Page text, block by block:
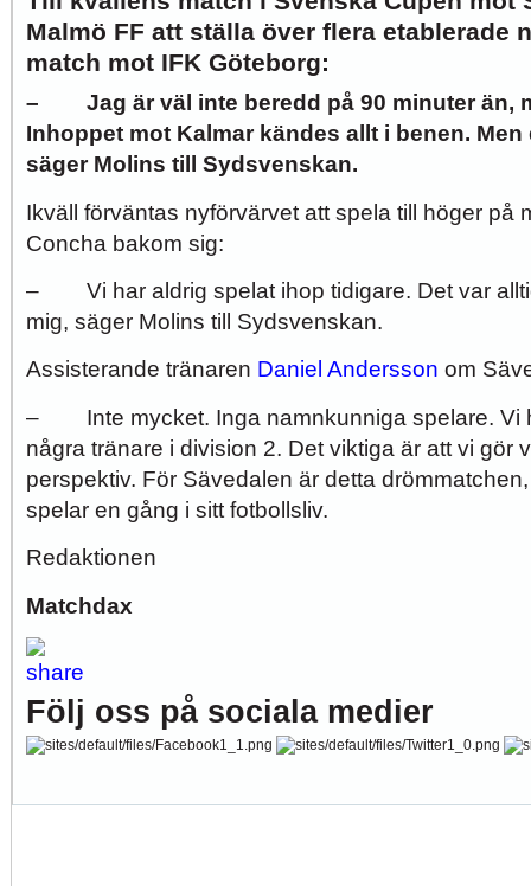
Malmö FF att ställa över flera etablerade
match mot IFK Göteborg:
– Jag är väl inte beredd på 90 minuter än,
Inhoppet mot Kalmar kändes allt i benen.
säger Molins till Sydsvenskan.
Ikväll förväntas nyförvärvet att spela till höger på
Concha bakom sig:
– Vi har aldrig spelat ihop tidigare. Det var
mig, säger Molins till Sydsvenskan.
Assisterande tränaren Daniel Andersson om
– Inte mycket. Inga namnkunniga spelare. Vi
några tränare i division 2. Det viktiga är att vi gör
perspektiv. För Sävedalen är detta
spelar en gång i sitt fotbollsliv.
Redaktionen
Matchdax
Följ oss på sociala medier